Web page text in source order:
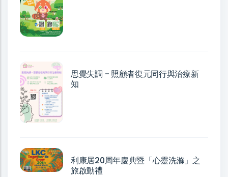
思覺失調 - 照顧者復元同行與治療新
知
利康居20周年慶典暨「心靈洗滌」之
旅啟動禮